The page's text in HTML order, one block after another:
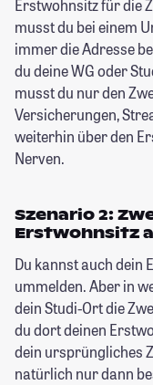
Erstwohnsitz für die
musst du bei einem
immer die Adresse
du deine WG oder
musst du nur den
Versicherungen,
weiterhin über den
Nerven.
Szenario 2:
Erstwohnsitz
Du kannst auch dein
ummelden. Aber in
dein Studi-Ort die
du dort deinen
dein ursprüngliches
natürlich nur dann